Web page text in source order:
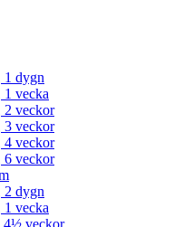
1 dygn
1 vecka
2 veckor
3 veckor
4 veckor
6 veckor
2 dygn
1 vecka
4½ veckor